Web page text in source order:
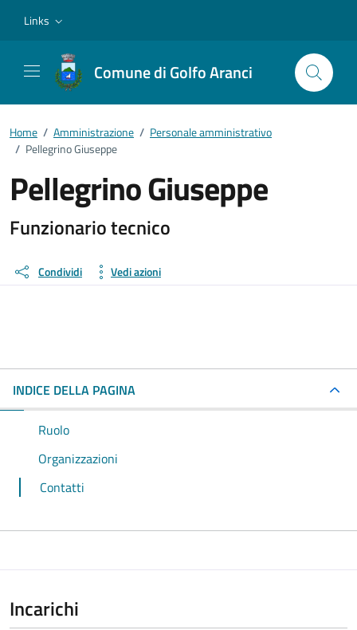
Links
Comune di Golfo Aranci
Home / Amministrazione / Personale amministrativo
/ Pellegrino Giuseppe
Pellegrino Giuseppe
Dettagli della persona
Funzionario tecnico
Condividi Vedi azioni
INDICE DELLA PAGINA
Ruolo
Organizzazioni
Contatti
Incarichi